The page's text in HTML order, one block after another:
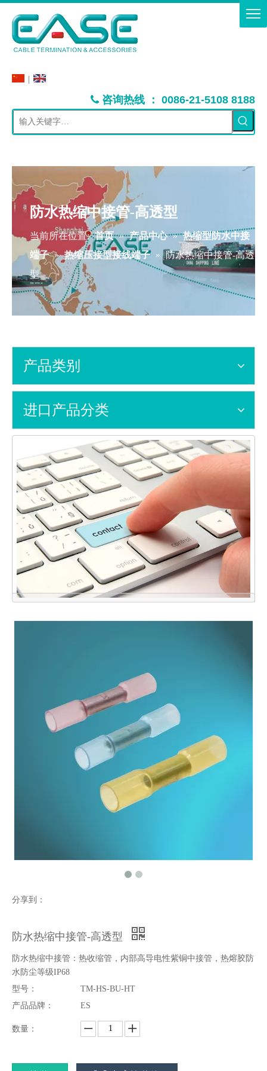
 咨询热线 ： 0086-21-5108 8188
防水热缩中接管-高透型
当前所在位置: 首页 » 产品中心 » 热缩型防水中接
端子 » 热缩压接型接线端子 » 防水热缩中接管-高透
型
产品类别
进口产品分类
点击联系我们
分享到：
防水热缩中接管-高透型
防水热缩中接管：热收缩管，内部高导电性紫铜中接管，热熔胶防
水防尘等级IP68
型号：
TM-HS-BU-HT
产品品牌：
ES
数量：